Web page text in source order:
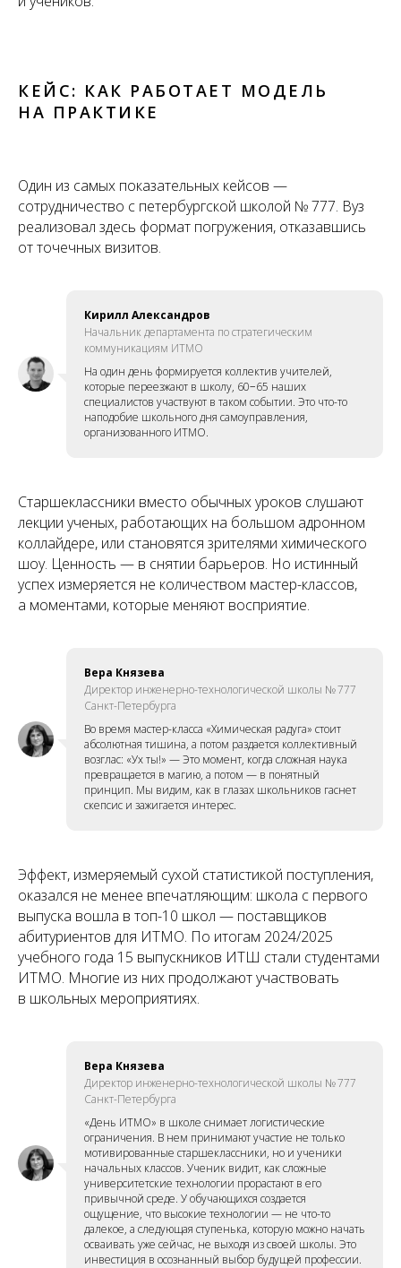
КЕЙС: КАК РАБОТАЕТ МОДЕЛЬ
НА ПРАКТИКЕ
Один из самых показательных кейсов —
сотрудничество с петербургской школой № 777. Вуз
реализовал здесь формат погружения, отказавшись
от точечных визитов.
Кирилл Александров
Начальник департамента по стратегическим
коммуникациям ИТМО
На один день формируется коллектив учителей,
которые переезжают в школу, 60−65 наших
специалистов участвуют в таком событии. Это что-то
наподобие школьного дня самоуправления,
организованного ИТМО.
Старшеклассники вместо обычных уроков слушают
лекции ученых, работающих на большом адронном
коллайдере, или становятся зрителями химического
шоу. Ценность — в снятии барьеров. Но истинный
успех измеряется не количеством мастер-классов,
а моментами, которые меняют восприятие.
Вера Князева
Директор инженерно-технологической школы № 777
Санкт-Петербурга
Во время мастер-класса «Химическая радуга» стоит
абсолютная тишина, а потом раздается коллективный
возглас: «Ух ты!» — Это момент, когда сложная наука
превращается в магию, а потом — в понятный
принцип. Мы видим, как в глазах школьников гаснет
скепсис и зажигается интерес.
Эффект, измеряемый сухой статистикой поступления,
оказался не менее впечатляющим: школа с первого
выпуска вошла в топ-10 школ — поставщиков
абитуриентов для ИТМО. По итогам 2024/2025
учебного года 15 выпускников ИТШ стали студентами
ИТМО. Многие из них продолжают участвовать
в школьных мероприятиях.
Вера Князева
Директор инженерно-технологической школы № 777
Санкт-Петербурга
«День ИТМО» в школе снимает логистические
ограничения. В нем принимают участие не только
мотивированные старшеклассники, но и ученики
начальных классов. Ученик видит, как сложные
университетские технологии прорастают в его
привычной среде. У обучающихся создается
ощущение, что высокие технологии — не что-то
далекое, а следующая ступенька, которую можно начать
осваивать уже сейчас, не выходя из своей школы. Это
инвестиция в осознанный выбор будущей профессии.